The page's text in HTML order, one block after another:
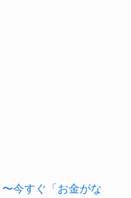
今すぐ「お金がな